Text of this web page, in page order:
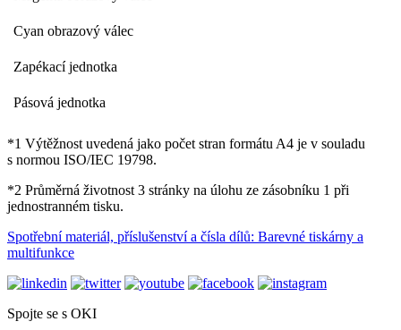
Cyan obrazový válec
Zapékací jednotka
Pásová jednotka
*1 Výtěžnost uvedená jako počet stran formátu A4 je v souladu
s normou ISO/IEC 19798.
*2 Průměrná životnost 3 stránky na úlohu ze zásobníku 1 při
jednostranném tisku.
Spotřební materiál, příslušenství a čísla dílů: Barevné tiskárny a
multifunkce
Spojte se s OKI